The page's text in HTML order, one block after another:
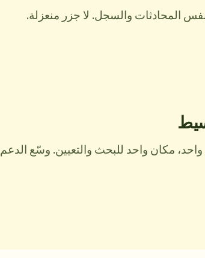
المحادثات والسجل. لا جزر منعزلة.
مكان واحد للبحث والتعيين. وسّع الدعم